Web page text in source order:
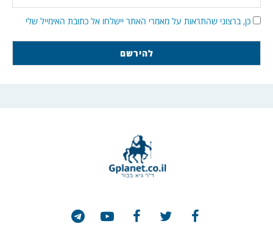
כן, ברצוני שהתראות על מאמרי האתר יישלחו אל כתובת האימייל שלי